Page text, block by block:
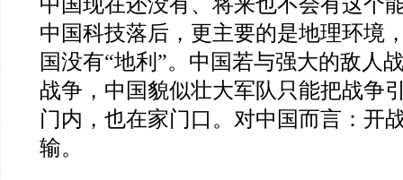
中国科技落后，更主要的是地理环境
国没有“地利 ”。中国若与强大的敌人
战争，中国貌似壮大军队只能把战争
门内，也在家门口。对中国而言：开
输。